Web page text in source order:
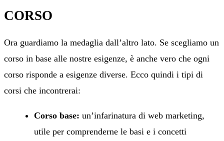
CORSO
Ora guardiamo la medaglia dall’altro lato. Se scegliamo un
corso in base alle nostre esigenze, è anche vero che ogni
corso risponde a esigenze diverse. Ecco quindi i tipi di
corsi che incontrerai:
Corso base: un’infarinatura di web marketing,
utile per comprenderne le basi e i concetti